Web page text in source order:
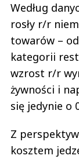
Według
rosły r/r
towarów –
kategorii
wzrost r/r
żywności i
się jedynie o
Z
kosztem